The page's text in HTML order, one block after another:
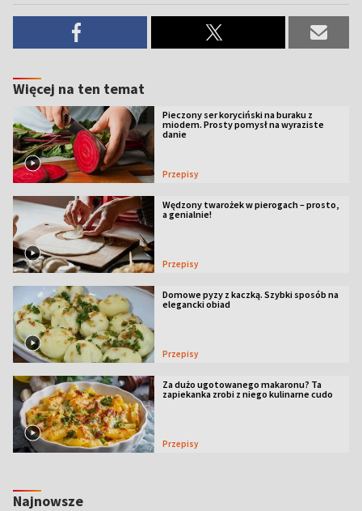
Więcej na ten temat
Pieczony ser koryciński na buraku z
miodem. Prosty pomysł na wyraziste
danie
Przepisy
Wędzony twarożek w pierogach – prosto,
a genialnie!
Przepisy
Domowe pyzy z kaczką. Szybki sposób na
elegancki obiad
Przepisy
Za dużo ugotowanego makaronu? Ta
zapiekanka zrobi z niego kulinarne cudo
Przepisy
Najnowsze